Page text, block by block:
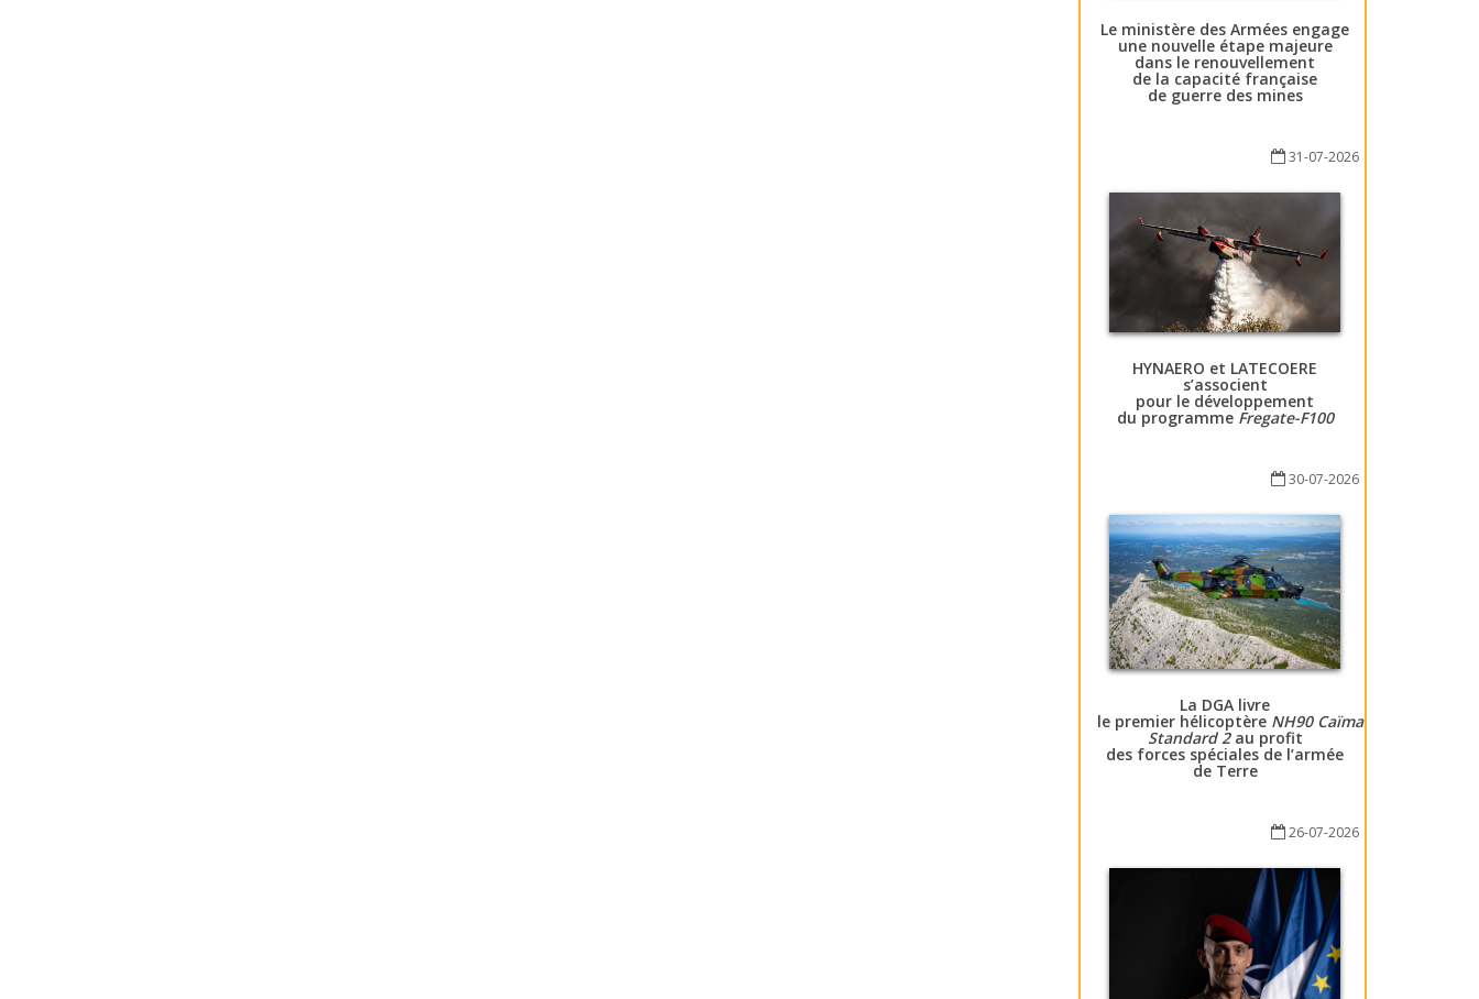
Le ministère des Armées engage
une nouvelle étape majeure
dans le renouvellement
de la capacité française
de guerre des mines
31-07-2026
HYNAERO et LATECOERE
s’associent
pour le développement
du programme Fregate-F100
30-07-2026
La DGA livre
le premier hélicoptère NH90 Caïman
Standard 2au profit
des forces spéciales de l’armée
de Terre
26-07-2026